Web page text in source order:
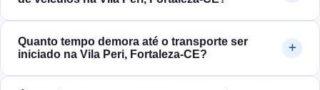
Quanto tempo demora até o transporte ser
iniciado na Vila Peri, Fortaleza‑CE?